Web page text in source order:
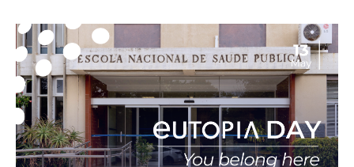
INVESTIGAÇÃO
DOCENTES E INVESTIGADORES
COMUNIDADE